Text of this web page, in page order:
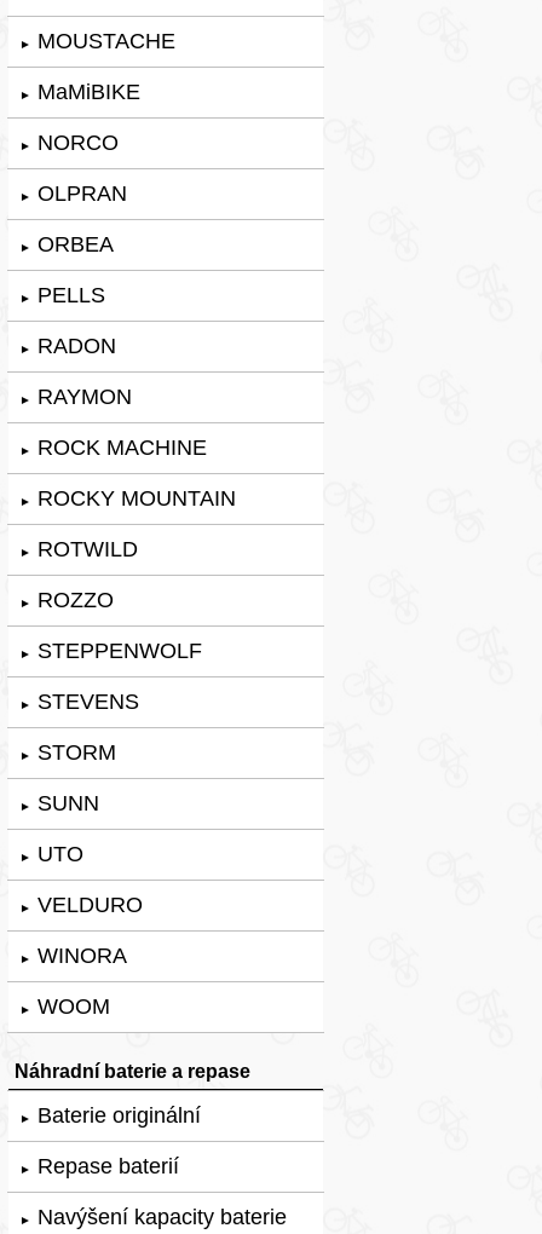
► MOUSTACHE
► MaMiBIKE
► NORCO
► OLPRAN
► ORBEA
► PELLS
► RADON
► RAYMON
► ROCK MACHINE
► ROCKY MOUNTAIN
► ROTWILD
► ROZZO
► STEPPENWOLF
► STEVENS
► STORM
► SUNN
► UTO
► VELDURO
► WINORA
► WOOM
Náhradní baterie a repase
► Baterie originální
► Repase baterií
► Navýšení kapacity baterie